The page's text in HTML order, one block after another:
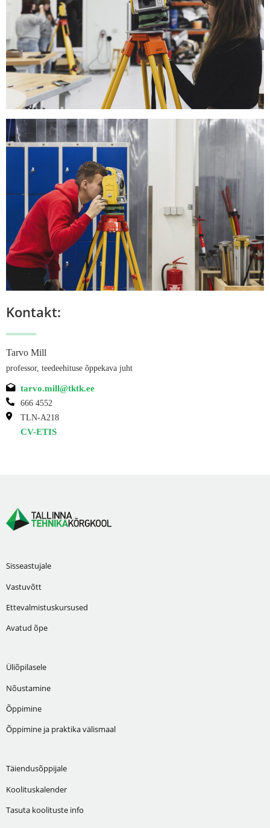
Kontakt:
Tarvo Mill
professor, teedeehituse õppekava juht
tarvo.mill@tktk.ee
666 4552
TLN-A218
CV-ETIS
Sisseastujale
Vastuvõtt
Ettevalmistuskursused
Avatud õpe
Üliõpilasele
Nõustamine
Õppimine
Õppimine ja praktika välismaal
Täiendusõppijale
Koolituskalender
Tasuta koolituste info